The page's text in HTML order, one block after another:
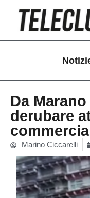
contenuto
Da
derubare
Marino Ciccarelli